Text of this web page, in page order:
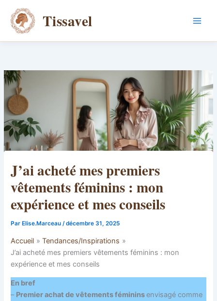
contenu
Tissavel
J’ai acheté mes premiers
vêtements féminins : mon
expérience et mes conseils
Par Elise.Marceau/décembre 31, 2025
Accueil
Tendances/Inspirations
J’ai acheté mes premiers vêtements féminins : mon
expérience et mes conseils
En bref
– Premier achat de vêtements fémininsenvisagé comme